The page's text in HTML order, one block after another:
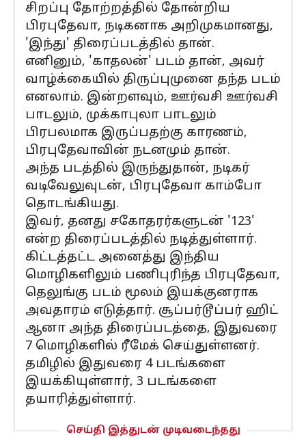
சிறப்பு தோற்றத்தில் தோன்றிய
பிரபுதேவா, நடிகனாக அறிமுகமானது,
'இந்து' திரைப்படத்தில் தான்.
எனினும், 'காதலன்' படம் தான், அவர்
வாழ்க்கையில் திருப்புமுனை தந்த படம்
எனலாம். இன்றளவும், ஊர்வசி ஊர்வசி
பாடலும், முக்காபுலா பாடலும்
பிரபலமாக இருப்பதற்கு காரணம்,
பிரபுதேவாவின் நடனமும் தான்.
அந்த படத்தில் இருந்துதான், நடிகர்
வடிவேலுவுடன், பிரபுதேவா காம்போ
தொடங்கியது.
இவர், தனது சகோதரர்களுடன் '123'
என்ற திரைப்படத்தில் நடித்துள்ளார்.
கிட்டத்தட்ட அனைத்து இந்திய
மொழிகளிலும் பணிபுரிந்த பிரபுதேவா,
தெலுங்கு படம் மூலம் இயக்குனராக
அவதாரம் எடுத்தார். சூப்பர்டூப்பர் ஹிட்
ஆனா அந்த திரைப்படத்தை, இதுவரை
7 மொழிகளில் ரீமேக் செய்துள்ளனர்.
தமிழில் இதுவரை 4 படங்களை
இயக்கியுள்ளார், 3 படங்களை
தயாரித்துள்ளார்.
செய்தி இத்துடன் முடிவடைந்தது